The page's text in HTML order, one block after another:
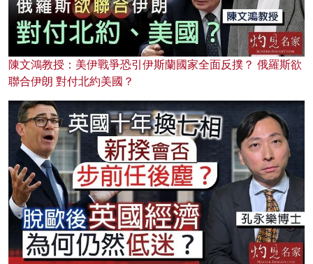
陳文鴻教授：美伊戰爭恐引伊斯蘭國家全面反撲？ 俄羅斯欲
聯合伊朗 對付北約美國？